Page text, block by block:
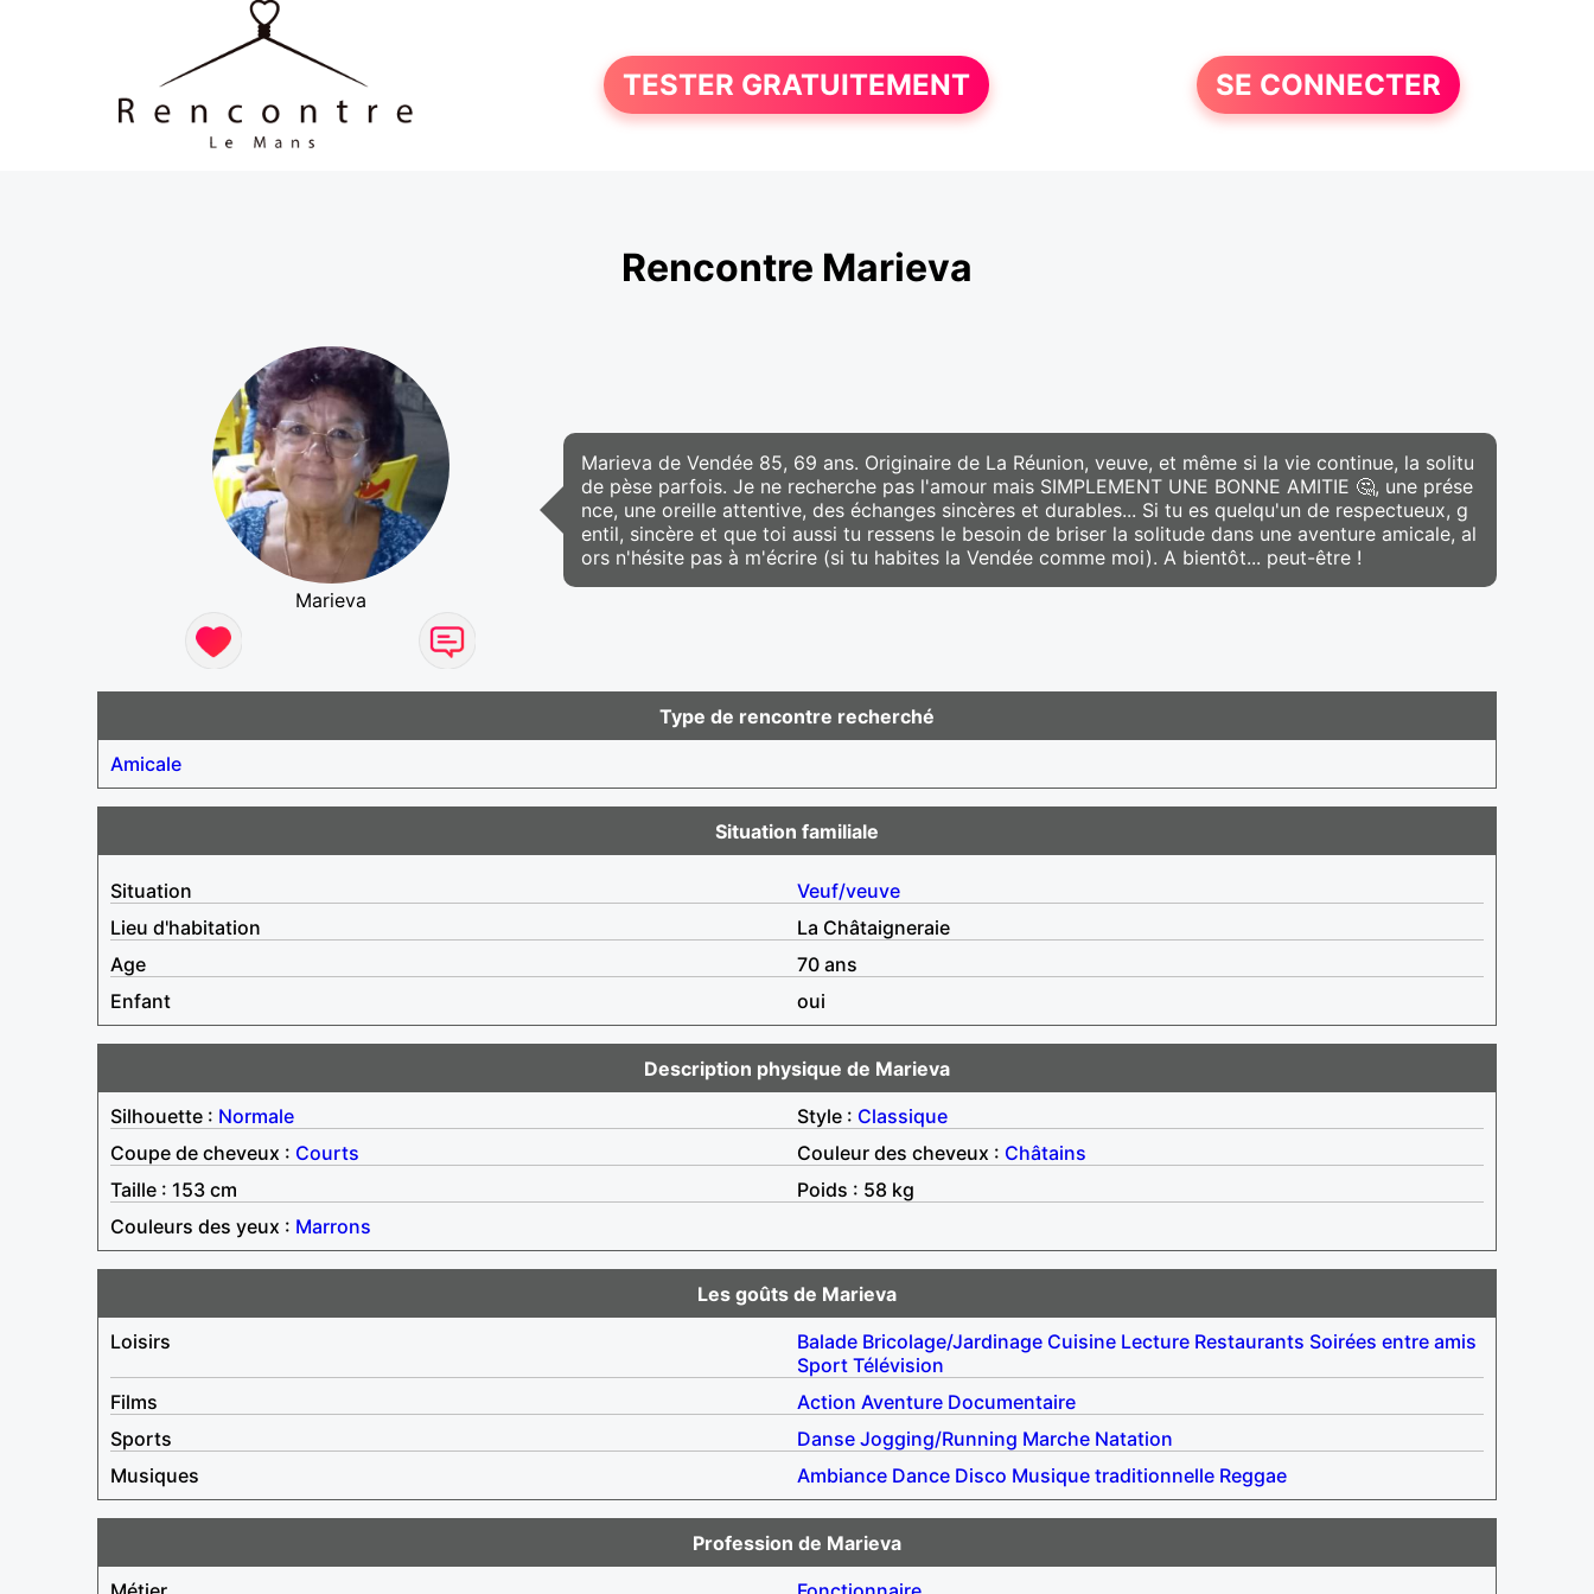
TESTER GRATUITEMENT SE CONNECTER
Rencontre Marieva
Marieva
Marieva de Vendée 85, 69 ans. Originaire de La Réunion, veuve, et même si la vie continue, la solitu
de pèse parfois. Je ne recherche pas l'amour mais SIMPLEMENT UNE BONNE AMITIE 🤔, une prése
nce, une oreille attentive, des échanges sincères et durables... Si tu es quelqu'un de respectueux, g
entil, sincère et que toi aussi tu ressens le besoin de briser la solitude dans une aventure amicale, al
ors n'hésite pas à m'écrire (si tu habites la Vendée comme moi). A bientôt... peut-être !
Type de rencontre recherché
Amicale
Situation familiale
Situation
Veuf/veuve
Lieu d'habitation
La Châtaigneraie
Age
70 ans
Enfant
oui
Description physique de Marieva
Silhouette : Normale Style : Classique
Coupe de cheveux : Courts Couleur des cheveux : Châtains
Taille : 153 cm
Poids : 58 kg
Couleurs des yeux : Marrons
Les goûts de Marieva
Loisirs
Balade Bricolage/Jardinage Cuisine Lecture Restaurants Soirées entre amis
Sport Télévision
Films
Action Aventure Documentaire
Sports
Danse Jogging/Running Marche Natation
Musiques
Ambiance Dance Disco Musique traditionnelle Reggae
Profession de Marieva